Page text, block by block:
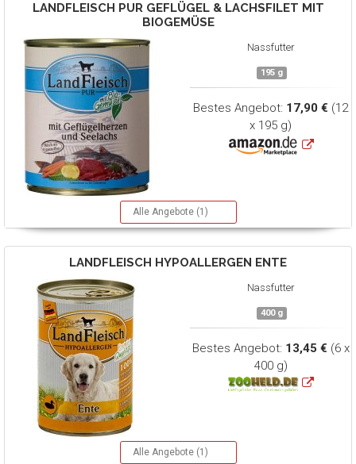
LANDFLEISCH PUR GEFLÜGEL & LACHSFILET MIT
BIOGEMÜSE
Nassfutter
195 g
Bestes Angebot: 17,90 € (12
x 195 g)
Alle Angebote (1)
LANDFLEISCH HYPOALLERGEN ENTE
Nassfutter
400 g
Bestes Angebot: 13,45 € (6 x
400 g)
Alle Angebote (1)